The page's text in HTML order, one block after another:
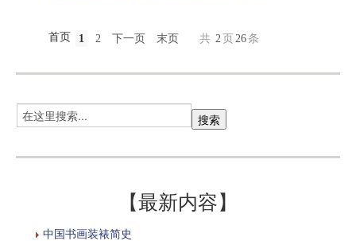
首页 1 2 下一页 末页 共 2 页 26 条
【最新内容】
中国书画装裱简史